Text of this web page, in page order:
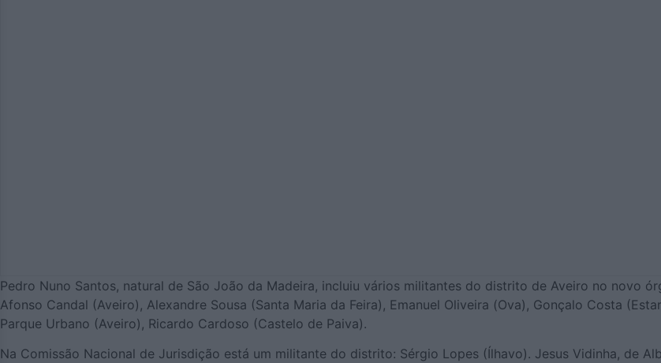
Pedro Nuno Santos, natural de São João da Madeira, incluiu vários militantes do distrito de Aveiro no novo
Afonso Candal (Aveiro), Alexandre Sousa (Santa Maria da Feira), Emanuel Oliveira (Ova), Gonçalo Costa
Parque Urbano (Aveiro), Ricardo Cardoso (Castelo de Paiva).
Na Comissão Nacional de Jurisdição está um militante do distrito: Sérgio Lopes (Ílhavo). Jesus Vidinha, de